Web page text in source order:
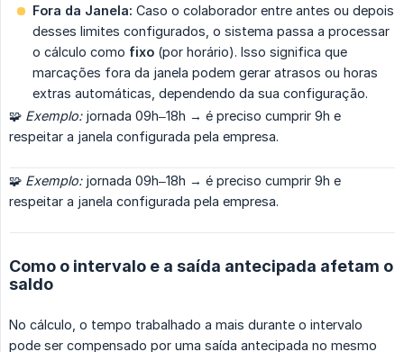
Fora da Janela: Caso o colaborador entre antes ou depois
desses limites configurados, o sistema passa a processar
o cálculo como fixo (por horário). Isso significa que
marcações fora da janela podem gerar atrasos ou horas
extras automáticas, dependendo da sua configuração.
🧩 Exemplo:jornada 09h–18h → é preciso cumprir 9h e
respeitar a janela configurada pela empresa.
🧩 Exemplo:jornada 09h–18h → é preciso cumprir 9h e
respeitar a janela configurada pela empresa.
Como o intervalo e a saída antecipada afetam o
saldo
No cálculo, o tempo trabalhado a mais durante o intervalo
pode ser compensado por uma saída antecipada no mesmo